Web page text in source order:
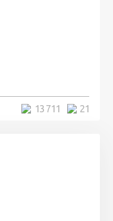
21
13 711